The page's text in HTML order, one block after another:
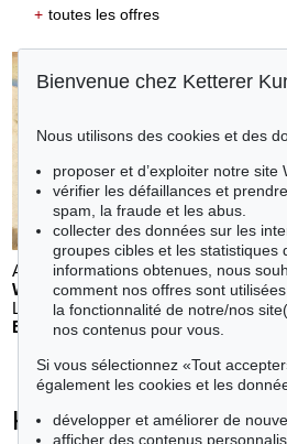
+ toutes les offres
Auction 611 - Lot 123000200
WILLI BAUMEISTER
Landschaft mit rotem Bogen (Sommerfest) , 1948
Estimation:€ 70,000
Karl Schmidt-Rottluff -
Bienvenue chez Ketterer
Nous utilisons des cookies et des
proposer et d’exploiter notre site
vérifier les défaillances et
spam, la fraude et les abus.
collecter des données sur les
groupes cibles et les statistiques
informations obtenues, nous
comment nos offres sont
la fonctionnalité de notre/nos
nos contenus pour vous.
Si vous sélectionnez «Tout
également les cookies et les
développer et améliorer de
afficher des contenus